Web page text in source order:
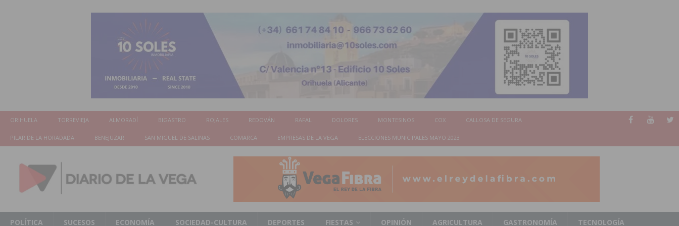
ORIHUELA TORREVIEJA ALMORADÍ BIGASTRO ROJALES REDOVÁN RAFAL DOLORES MONTESINOS COX CALLOSA DE SEGURA
PILAR DE LA HORADADA BENEJUZAR SAN MIGUEL DE SALINAS COMARCA EMPRESAS DE LA VEGA ELECCIONES MUNICIPALES MAYO 2023
POLÍTICA SUCESOS ECONOMÍA SOCIEDAD-CULTURA DEPORTES FIESTAS OPINIÓN AGRICULTURA GASTRONOMÍA TECNOLOGÍA